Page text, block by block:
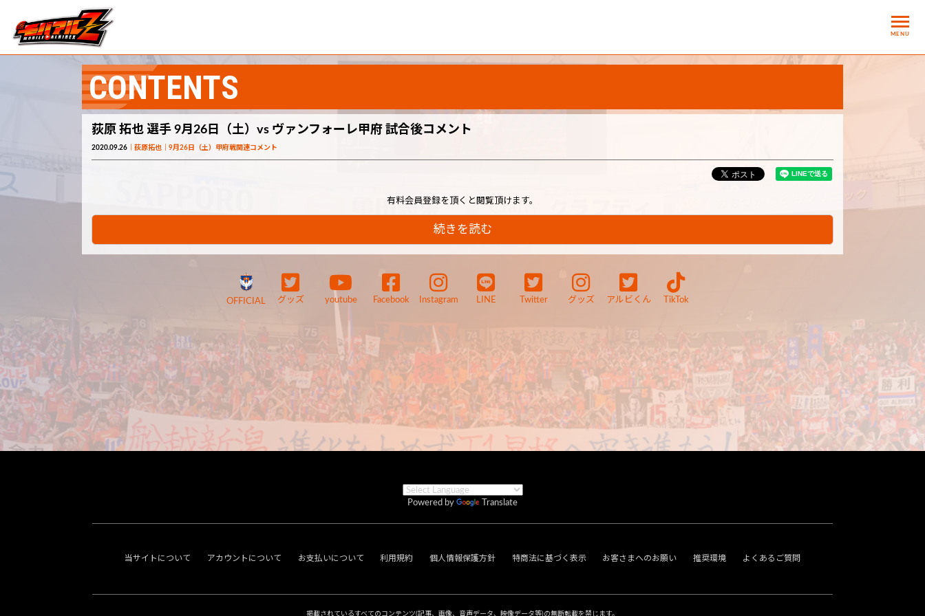
MENU
CONTENTS
荻原 拓也 選手 9月26日（土）vs ヴァンフォーレ甲府 試合後コメント
2020.09.26 荻原拓也 9月26日（土）甲府戦関連コメント
有料会員登録を頂くと閲覧頂けます。
続きを読む
OFFICIAL グッズ youtube Facebook Instagram LINE Twitter グッズ アルビくん TikTok
Powered by Translate
当サイトについて アカウントについて お支払いについて 利用規約 個人情報保護方針 特商法に基づく表示 お客さまへのお願い 推奨環境 よくあるご質問
掲載されているすべてのコンテンツ(記事、画像、音声データ、映像データ等)の無断転載を禁じます。